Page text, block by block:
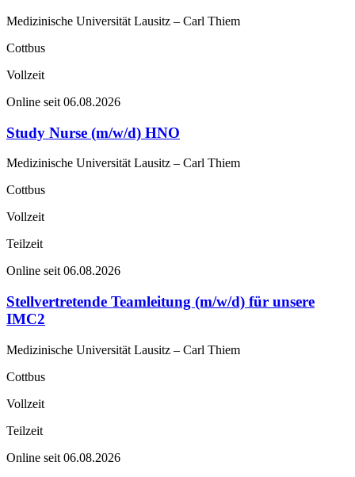
Medizinische Universität Lausitz – Carl Thiem
Cottbus
Vollzeit
Online seit 06.08.2026
Study Nurse (m/w/d) HNO
Medizinische Universität Lausitz – Carl Thiem
Cottbus
Vollzeit
Teilzeit
Online seit 06.08.2026
Stellvertretende Teamleitung (m/w/d) für unsere
IMC2
Medizinische Universität Lausitz – Carl Thiem
Cottbus
Vollzeit
Teilzeit
Online seit 06.08.2026